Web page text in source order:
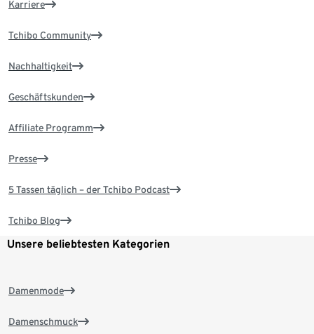
Karriere
Tchibo Community
Nachhaltigkeit
Geschäftskunden
Affiliate Programm
Presse
5 Tassen täglich – der Tchibo Podcast
Tchibo Blog
Unsere beliebtesten Kategorien
Damenmode
Damenschmuck